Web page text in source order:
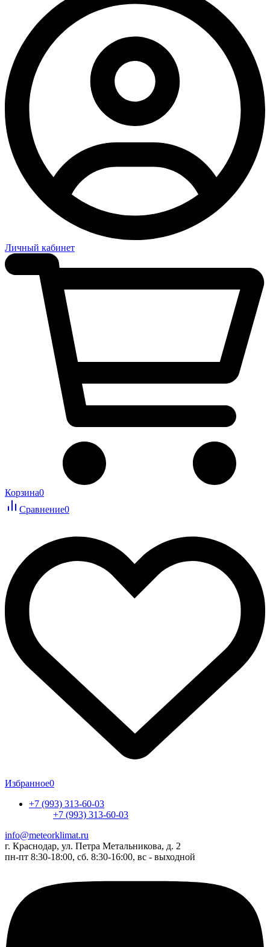
Личный кабинет
Корзина0
Сравнение0
Избранное0
+7 (993) 313-60-03
+7 (993) 313-60-03
info@meteorklimat.ru
г. Краснодар, ул. Петра Метальникова, д. 2
пн-пт 8:30-18:00, сб. 8:30-16:00, вс - выходной